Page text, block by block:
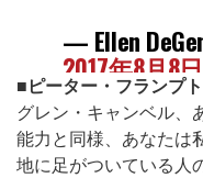
— Ellen
2017年8月8日
■ピーター・フランプ
グレン・キャンベル、
能力と同様、あなたは
地に足がついている人